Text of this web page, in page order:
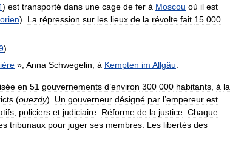
) est transporté dans une cage de fer à Moscou où il est
). La répression sur les lieux de la révolte fait 15 000
).
», Anna Schwegelin à Kempten im Allgäu
en 51 gouvernements d’environ 300 000 habitants à la
(ouezdy). Un gouverneur désigné par l’empereur est
policiers et judiciaire Réforme de la justice Chaque
tribunaux pour juger ses membres Les libertés des